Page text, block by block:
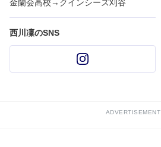
金蘭会高校→クインシーズ刈谷
西川凜のSNS
ADVERTISEMENT